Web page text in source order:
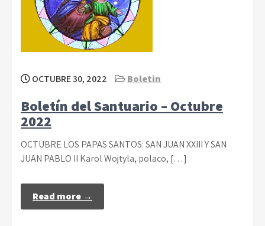
OCTUBRE 30, 2022 Boletin
Boletín del Santuario – Octubre
2022
OCTUBRE LOS PAPAS SANTOS: SAN JUAN XXIII Y SAN
JUAN PABLO II Karol Wojtyla, polaco, […]
Read more →